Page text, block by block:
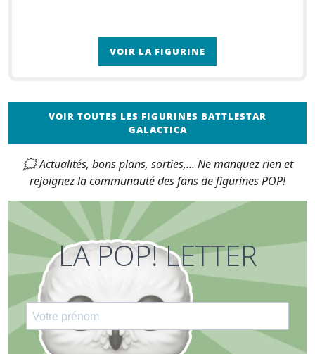
VOIR LA FIGURINE
VOIR TOUTES LES FIGURINES BATTLESTAR
GALACTICA
🗯 Actualités, bons plans, sorties,... Ne manquez rien et
rejoignez la communauté des fans de figurines POP!
LA POP! LETTER